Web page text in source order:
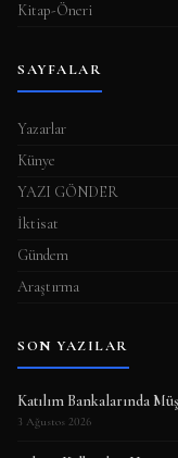
Kitap-Öneri
SAYFALAR
Yazarlar
Künye
YAZI GÖNDER
İktisat
Gündem
Araştırma
SON YAZILAR
Katılım Bankalarında
3 Ağustos 2026